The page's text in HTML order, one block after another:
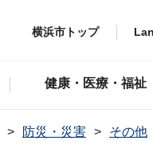
横浜市トップ
健康・医療・福祉
防災・災害 その他